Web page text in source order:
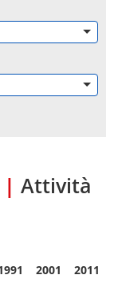
| Attività
2001 2011